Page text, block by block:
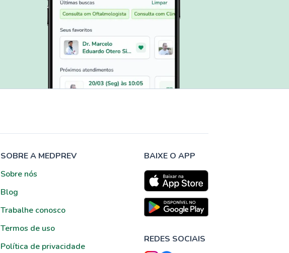
SOBRE A MEDPREV
Sobre nós
Blog
Trabalhe conosco
Termos de uso
Política de privacidade
BAIXE O APP
REDES SOCIAIS